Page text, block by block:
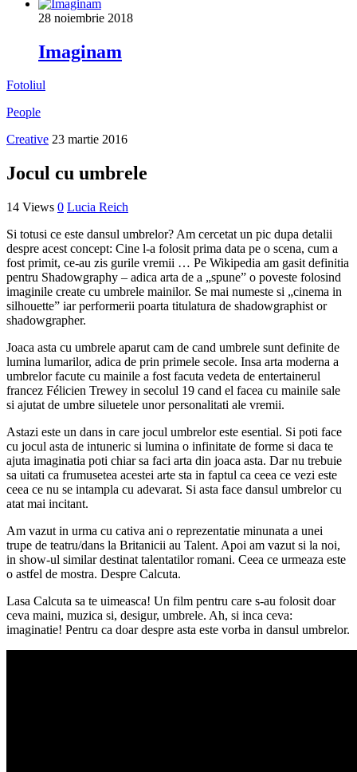
28 noiembrie 2018
Imaginam
Fotoliul
People
Creative 23 martie 2016
Jocul cu umbrele
14 Views 0 Lucia Reich
Si totusi ce este dansul umbrelor? Am cercetat un pic dupa detalii
despre acest concept: Cine l-a folosit prima data pe o scena, cum a
fost primit, ce-au zis gurile vremii … Pe Wikipedia am gasit definitia
pentru Shadowgraphy – adica arta de a „spune” o poveste folosind
imaginile create cu umbrele mainilor. Se mai numeste si „cinema in
silhouette” iar performerii poarta titulatura de shadowgraphist or
shadowgrapher.
Joaca asta cu umbrele aparut cam de cand umbrele sunt definite de
lumina lumarilor, adica de prin primele secole. Insa arta moderna a
umbrelor facute cu mainile a fost facuta vedeta de entertainerul
francez Félicien Trewey in secolul 19 cand el facea cu mainile sale
si ajutat de umbre siluetele unor personalitati ale vremii.
Astazi este un dans in care jocul umbrelor este esential. Si poti face
cu jocul asta de intuneric si lumina o infinitate de forme si daca te
ajuta imaginatia poti chiar sa faci arta din joaca asta. Dar nu trebuie
sa uitati ca frumusetea acestei arte sta in faptul ca ceea ce vezi este
ceea ce nu se intampla cu adevarat. Si asta face dansul umbrelor cu
atat mai incitant.
Am vazut in urma cu cativa ani o reprezentatie minunata a unei
trupe de teatru/dans la Britanicii au Talent. Apoi am vazut si la noi,
in show-ul similar destinat talentatilor romani. Ceea ce urmeaza este
o astfel de mostra. Despre Calcuta.
Lasa Calcuta sa te uimeasca! Un film pentru care s-au folosit doar
ceva maini, muzica si, desigur, umbrele. Ah, si inca ceva:
imaginatie! Pentru ca doar despre asta este vorba in dansul umbrelor.